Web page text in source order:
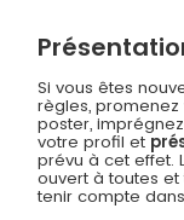
Si vous êtes
règles,
poster,
votre profil et
prévu à cet effet.
ouvert à toutes
tenir compte